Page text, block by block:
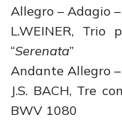
Allegro – Adagio
L.WEINER, Trio
“Serenata”
Andante Allegro
J.S. BACH, Tre
BWV 1080